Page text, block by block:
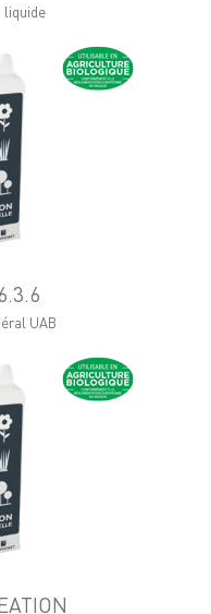
liquide
UAB